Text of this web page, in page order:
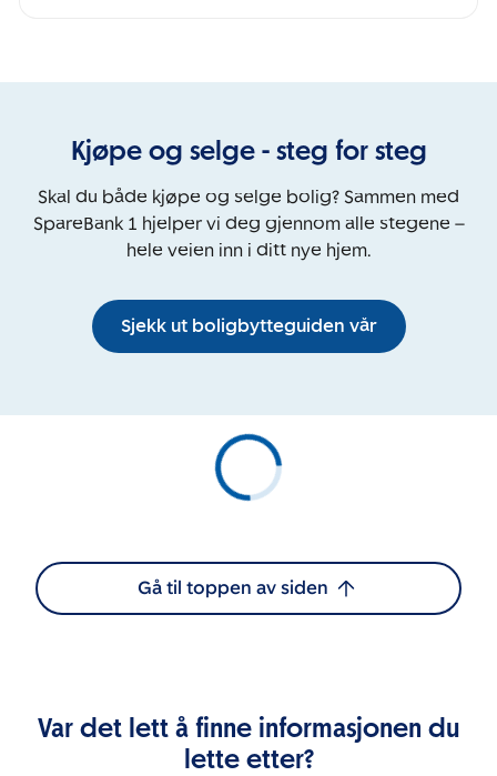
Kjøpe og selge - steg for steg
Skal du både kjøpe og selge bolig? Sammen med
SpareBank 1 hjelper vi deg gjennom alle stegene –
hele veien inn i ditt nye hjem.
Sjekk ut boligbytteguiden vår
Gå til toppen av siden
Var det lett å finne informasjonen du
lette etter?